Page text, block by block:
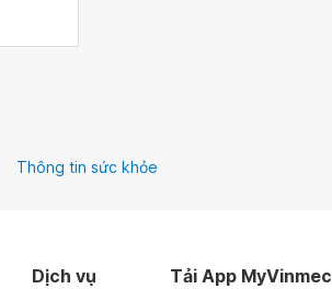
Thông tin sức khỏe
Dịch vụ Tải App MyVinmec